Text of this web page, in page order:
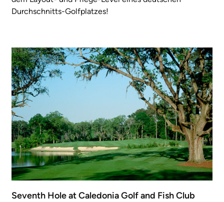
Durchschnitts-Golfplatzes!
Seventh Hole at Caledonia Golf and Fish Club